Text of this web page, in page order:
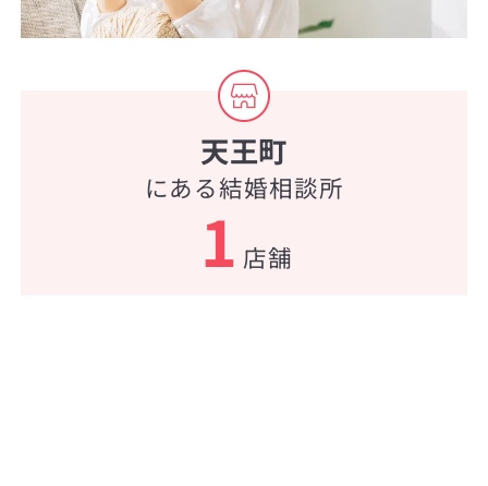
天王町
にある結婚相談所
1 店舗